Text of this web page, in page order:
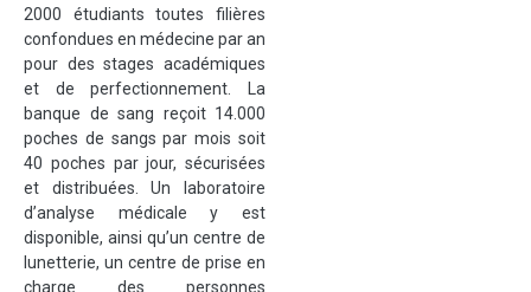
2000 étudiants toutes filières
confondues en médecine par an
pour des stages académiques
et de perfectionnement. La
banque de sang reçoit 14.000
poches de sangs par mois soit
40 poches par jour, sécurisées
et distribuées. Un laboratoire
d’analyse médicale y est
disponible, ainsi qu’un centre de
lunetterie, un centre de prise en
charge des personnes